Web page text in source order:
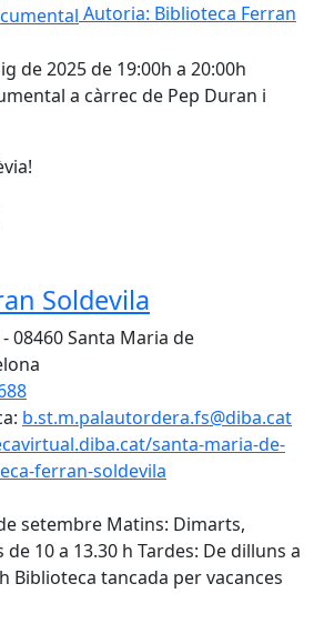
Autoria: Biblioteca Ferran
de 2025 de 19:00h a 20:00h
a càrrec de Pep Duran i
Soldevila
08460 Santa Maria de
b.st.m.palautordera.fs@diba.cat
santa-maria-de-
ferran-soldevila
setembre Matins: Dimarts,
10 a 13.30 h Tardes: De dilluns a
Biblioteca tancada per vacances